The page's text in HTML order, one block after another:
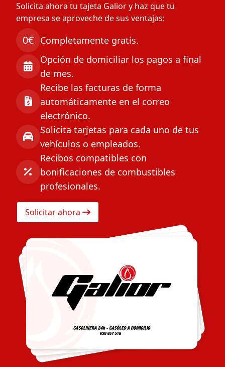
Solicita ahora tu tajeta Galior y haz que tu
empresa se aproveche de sus ventajas:
0€ Completamente gratis.
Opción de domiciliar los pagos a final
de mes.
Recibe las facturas de forma
automáticamente en el correo
electrónico.
Solicita tarjetas para cada uno de tus
vehículos o empleados.
Recibos compatibles con
bonificaciones de combustibles
profesionales.
Solicitar ahora